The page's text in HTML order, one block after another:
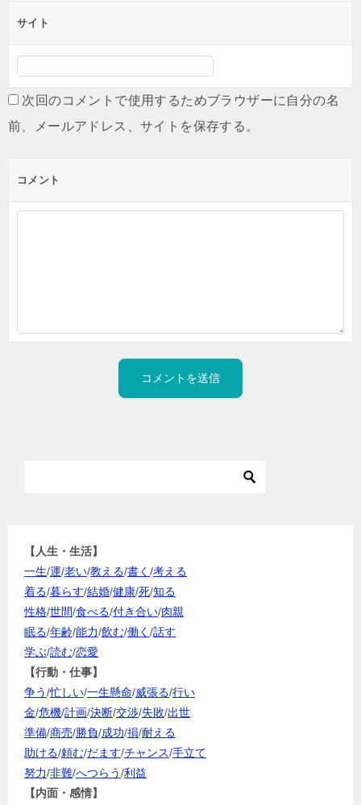
サイト
次回のコメントで使用するためブラウザーに自分の名
前、メールアドレス、サイトを保存する。
コメント
【人生・生活】
一生/運/老い/教える/書く /考える
着る/暮らす/結婚/健康/死/知る
性格/世間/食べる/付き合い/肉親
眠る/年齢/能力/飲む/働く /話す
学ぶ/読む/恋愛
【行動・仕事】
争う/忙しい/一生懸命/威張る/行い
金/危機/計画/決断/交渉/失敗/出世
準備/商売/勝負/成功/損/耐える
助ける/頼む/だます/チャンス/手立て
努力/非難/へつらう/利益
【内面・感情】